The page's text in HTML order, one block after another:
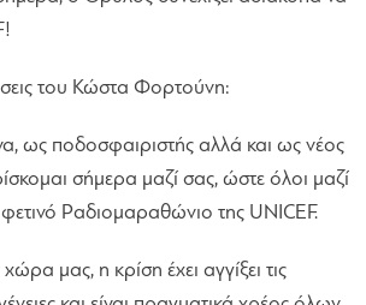
του Κώστα Φορτούνη:
ως ποδοσφαιριστής αλλά και ως νέος
σήμερα μαζί σας, ώστε όλοι μαζί
Ραδιομαραθώνιο της UNICEF.
μας, η κρίση έχει αγγίξει τις